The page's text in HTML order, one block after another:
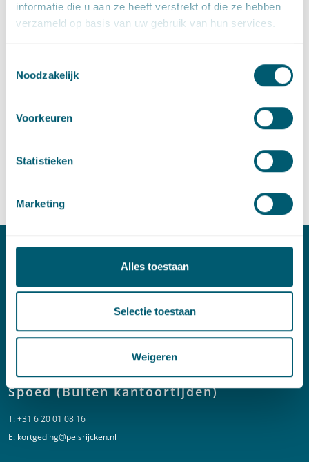
informatie die u aan ze heeft verstrekt of die ze hebben
verzameld op basis van uw gebruik van hun services.
Noodzakelijk
Voorkeuren
Statistieken
Marketing
Alles toestaan
Selectie toestaan
Weigeren
Aansprakelijkheid, schade en verzekering
Sector
T:+31 70 515 3000
Spoed (Buiten kantoortijden)
T:+31 6 20 01 08 16
E: kortgeding@pelsrijcken.nl